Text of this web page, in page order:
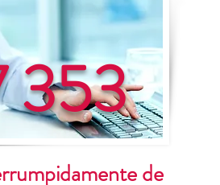
353
de